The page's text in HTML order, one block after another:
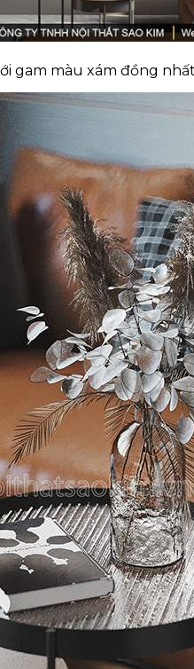
gam màu xám đồng